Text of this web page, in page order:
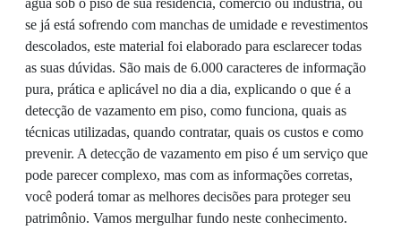
água sob o piso de sua residência, comércio ou indústria, ou
se já está sofrendo com manchas de umidade e revestimentos
descolados, este material foi elaborado para esclarecer todas
as suas dúvidas. São mais de 6.000 caracteres de informação
pura, prática e aplicável no dia a dia, explicando o que é a
detecção de vazamento em piso, como funciona, quais as
técnicas utilizadas, quando contratar, quais os custos e como
prevenir. A detecção de vazamento em piso é um serviço que
pode parecer complexo, mas com as informações corretas,
você poderá tomar as melhores decisões para proteger seu
patrimônio. Vamos mergulhar fundo neste conhecimento.